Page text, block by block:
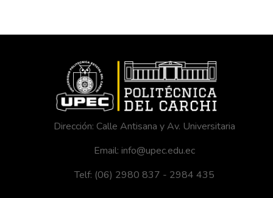
Dirección: Calle Antisana y Av. Universitaria
Email: info@upec.edu.ec
Telf: (06) 2980 837 - 2984 435